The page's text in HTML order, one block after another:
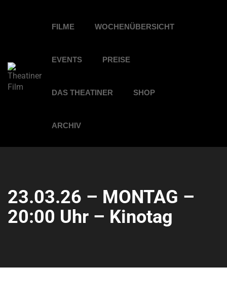
FILME WOCHENÜBERSICHT
EVENTS PREISE
DAS THEATINER SHOP
ARCHIV
23.03.26 – MONTAG –
20:00 Uhr – Kinotag